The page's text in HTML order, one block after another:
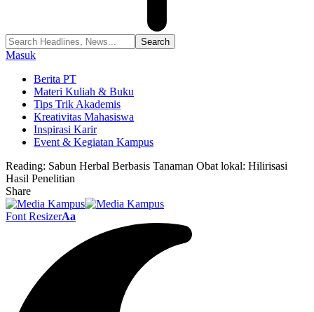
Masuk
Berita PT
Materi Kuliah & Buku
Tips Trik Akademis
Kreativitas Mahasiswa
Inspirasi Karir
Event & Kegiatan Kampus
Reading: Sabun Herbal Berbasis Tanaman Obat lokal: Hilirisasi
Hasil Penelitian
Share
Font ResizerAa